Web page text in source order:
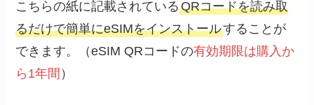
こちらの紙に記載されているQRコードを読み取
るだけで簡単にeSIMをインストールすることが
できます。（eSIM QRコードの有効期限は購入か
ら1年間 ）